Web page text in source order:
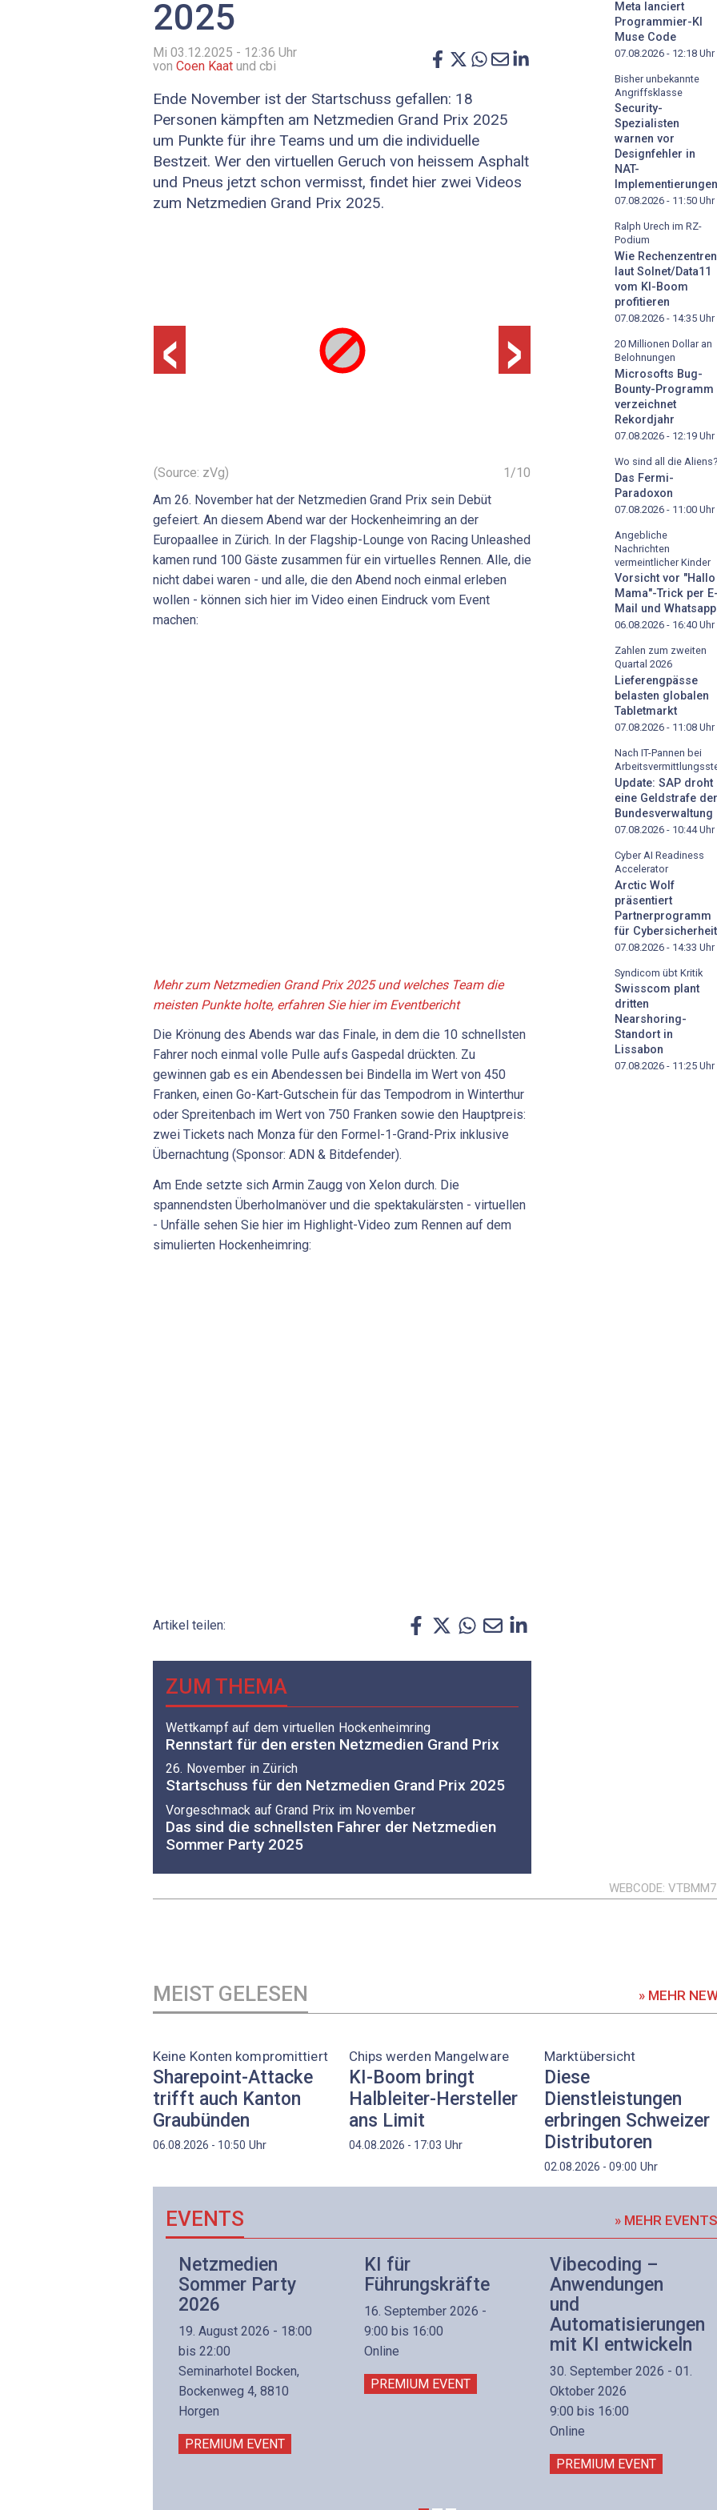
2025
Mi 03.12.2025 - 12:36 Uhr
von Coen Kaat und cbi
Ende November ist der Startschuss gefallen: 18
Personen kämpften am Netzmedien Grand Prix 2025
um Punkte für ihre Teams und um die individuelle
Bestzeit. Wer den virtuellen Geruch von heissem Asphalt
und Pneus jetzt schon vermisst, findet hier zwei Videos
zum Netzmedien Grand Prix 2025.
‹ ›
1 /10
(Source: zVg)
Am 26. November hat der Netzmedien Grand Prix sein Debüt
gefeiert. An diesem Abend war der Hockenheimring an der
Europaallee in Zürich. In der Flagship-Lounge von Racing Unleashed
kamen rund 100 Gäste zusammen für ein virtuelles Rennen. Alle, die
nicht dabei waren - und alle, die den Abend noch einmal erleben
wollen - können sich hier im Video einen Eindruck vom Event
machen:
Mehr zum Netzmedien Grand Prix 2025 und welches Team die
meisten Punkte holte, erfahren Sie hier im Eventbericht
Die Krönung des Abends war das Finale, in dem die 10 schnellsten
Fahrer noch einmal volle Pulle aufs Gaspedal drückten. Zu
gewinnen gab es ein Abendessen bei Bindella im Wert von 450
Franken, einen Go-Kart-Gutschein für das Tempodrom in Winterthur
oder Spreitenbach im Wert von 750 Franken sowie den Hauptpreis:
zwei Tickets nach Monza für den Formel-1-Grand-Prix inklusive
Übernachtung (Sponsor: ADN & Bitdefender).
Am Ende setzte sich Armin Zaugg von Xelon durch. Die
spannendsten Überholmanöver und die spektakulärsten - virtuellen
- Unfälle sehen Sie hier im Highlight-Video zum Rennen auf dem
simulierten Hockenheimring:
Artikel teilen:
ZUM THEMA
Wettkampf auf dem virtuellen Hockenheimring
Rennstart für den ersten Netzmedien Grand Prix
26. November in Zürich
Startschuss für den Netzmedien Grand Prix 2025
Vorgeschmack auf Grand Prix im November
Das sind die schnellsten Fahrer der Netzmedien
Sommer Party 2025
Meta lanciert
Programmier-KI
Muse Code
07.08.2026 - 12:18 Uhr
Bisher unbekannte
Angriffsklasse
Security-
Spezialisten
warnen vor
Designfehler in
NAT-
Implementierungen
07.08.2026 - 11:50 Uhr
Ralph Urech im RZ-
Podium
Wie Rechenzentren
laut Solnet/Data11
vom KI-Boom
profitieren
07.08.2026 - 14:35 Uhr
20 Millionen Dollar an
Belohnungen
Microsofts Bug-
Bounty-Programm
verzeichnet
Rekordjahr
07.08.2026 - 12:19 Uhr
Wo sind all die Aliens?
Das Fermi-
Paradoxon
07.08.2026 - 11:00 Uhr
Angebliche
Nachrichten
vermeintlicher Kinder
Vorsicht vor "Hallo
Mama"-Trick per E-
Mail und Whatsapp
06.08.2026 - 16:40 Uhr
Zahlen zum zweiten
Quartal 2026
Lieferengpässe
belasten globalen
Tabletmarkt
07.08.2026 - 11:08 Uhr
Nach IT-Pannen bei
Update: SAP droht
eine Geldstrafe der
Bundesverwaltung
07.08.2026 - 10:44Uhr
Cyber AI Readiness
Accelerator
Arctic Wolf
präsentiert
Partnerprogramm
für Cybersicherheit
07.08.2026 - 14:33 Uhr
Syndicom übt Kritik
Swisscom plant
dritten
Nearshoring-
Standort in
Lissabon
07.08.2026 - 11:25 Uhr
WEBCODE
MEIST GELESEN » MEHR
Keine Konten kompromittiert
Sharepoint-Attacke
trifft auch Kanton
Graubünden
06.08.2026 - 10:50 Uhr
Chips werden Mangelware
KI-Boom bringt
Halbleiter-Hersteller
ans Limit
04.08.2026 - 17:03 Uhr
Marktübersicht
Diese
Dienstleistungen
erbringen Schweizer
Distributoren
02.08.2026 - 09:00 Uhr
EVENTS » MEHR EVENTS
Netzmedien
Sommer Party
2026
19. August 2026 - 18:00
bis 22:00
Seminarhotel Bocken,
Bockenweg 4, 8810
Horgen
PREMIUM EVENT
KI für
Führungskräfte
16. September 2026 -
9:00 bis 16:00
Online
PREMIUM EVENT
Vibecoding –
Anwendungen
und
Automatisierungen
mit KI entwickeln
30. September 2026 - 01.
Oktober 2026
9:00 bis 16:00
Online
PREMIUM EVENT